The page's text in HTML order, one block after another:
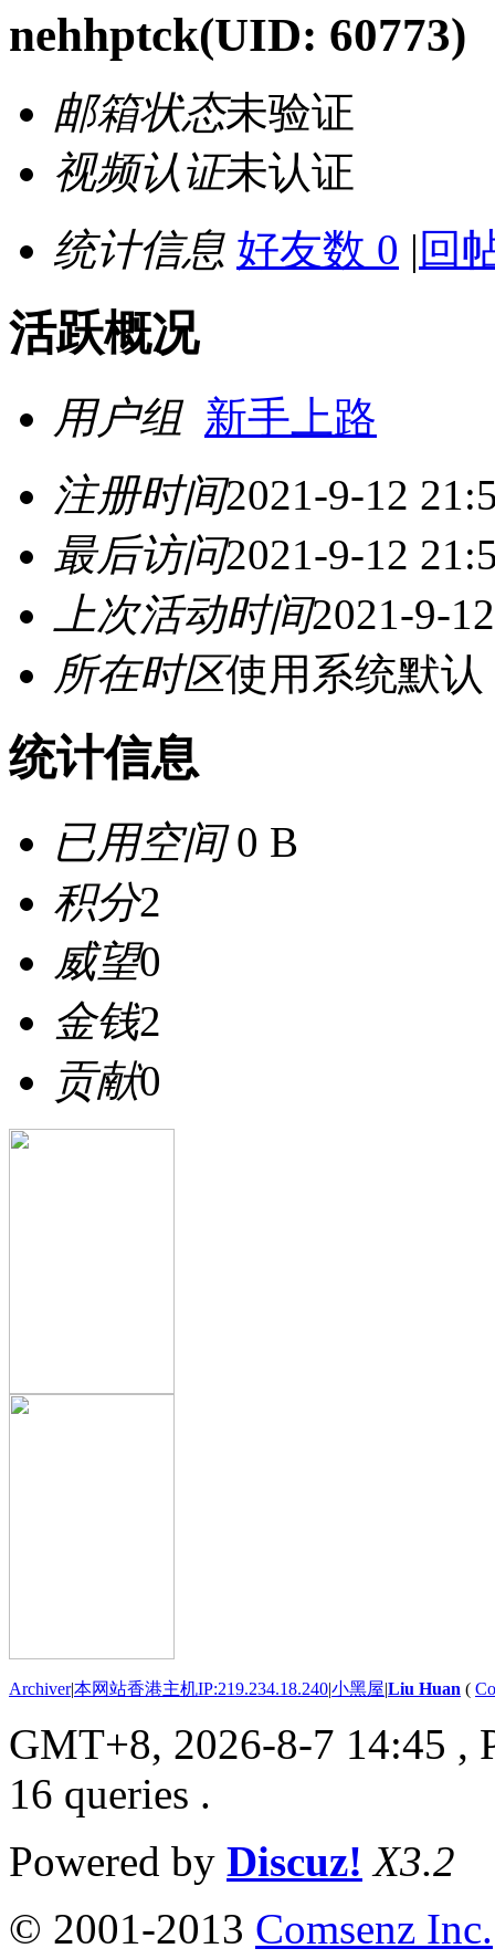
nehhptck(UID: 60773)
邮箱状态未验证
视频认证未认证
统计信息 好友数 0 | 回
活跃概况
用户组 新手上路
注册时间2021-9-12
最后访问2021-9-12
上次活动时间2021-9-
所在时区使用系统默认
统计信息
已用空间0 B
积分2
威望0
金钱2
贡献0
Archiver|本网站香港主机IP:219.234.18.240|小黑屋|Liu Huan (
GMT+8, 2026-8-7 14:45 ,
16 queries .
Powered by Discuz! X3.2
© 2001-2013 Comsenz Inc.